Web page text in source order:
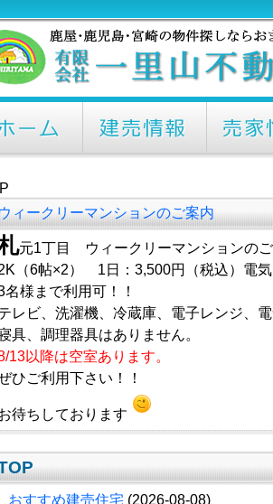
ィークリーマンションのご案内
元1丁目 ウィークリーマンションのご
（6帖×2） 1日：3,500円（税込）電
名様まで利用可！！
レビ、洗濯機、冷蔵庫、電子レンジ、
具、調理器具はありません。
13以降は空室あります。
ひご利用下さい！！
待ちしております
おすすめ建売住宅 (2026-08-08)